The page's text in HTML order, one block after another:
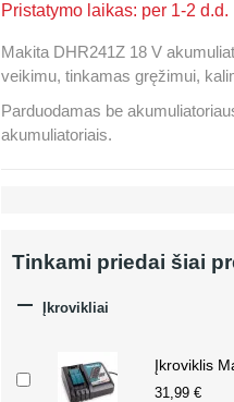
Pristatymo laikas: per 1-2 d.d.
Makita DHR241Z 18 V
veikimu, tinkamas gręžimui,
Parduodamas be
akumuliatoriais.
Tinkami priedai šiai
 Įkrovikliai
Įkroviklis
31,99 €